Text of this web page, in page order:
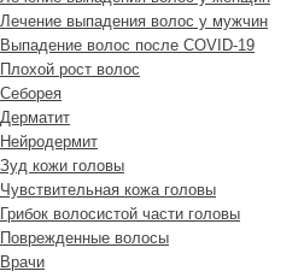
Лечение выпадения волос у мужчин
Выпадение волос после COVID-19
Плохой рост волос
Cеборея
Дерматит
Нейродермит
Зуд кожи головы
Чувствительная кожа головы
Грибок волосистой части головы
Поврежденные волосы
Врачи